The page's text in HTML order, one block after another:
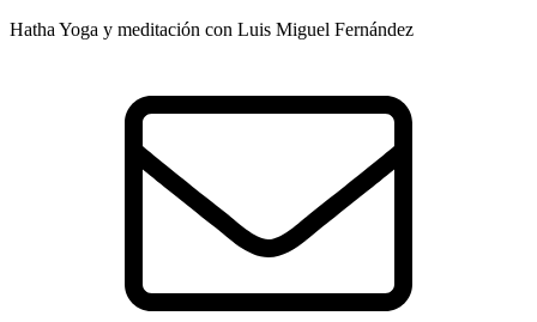
Hatha Yoga y meditación con Luis Miguel Fernández